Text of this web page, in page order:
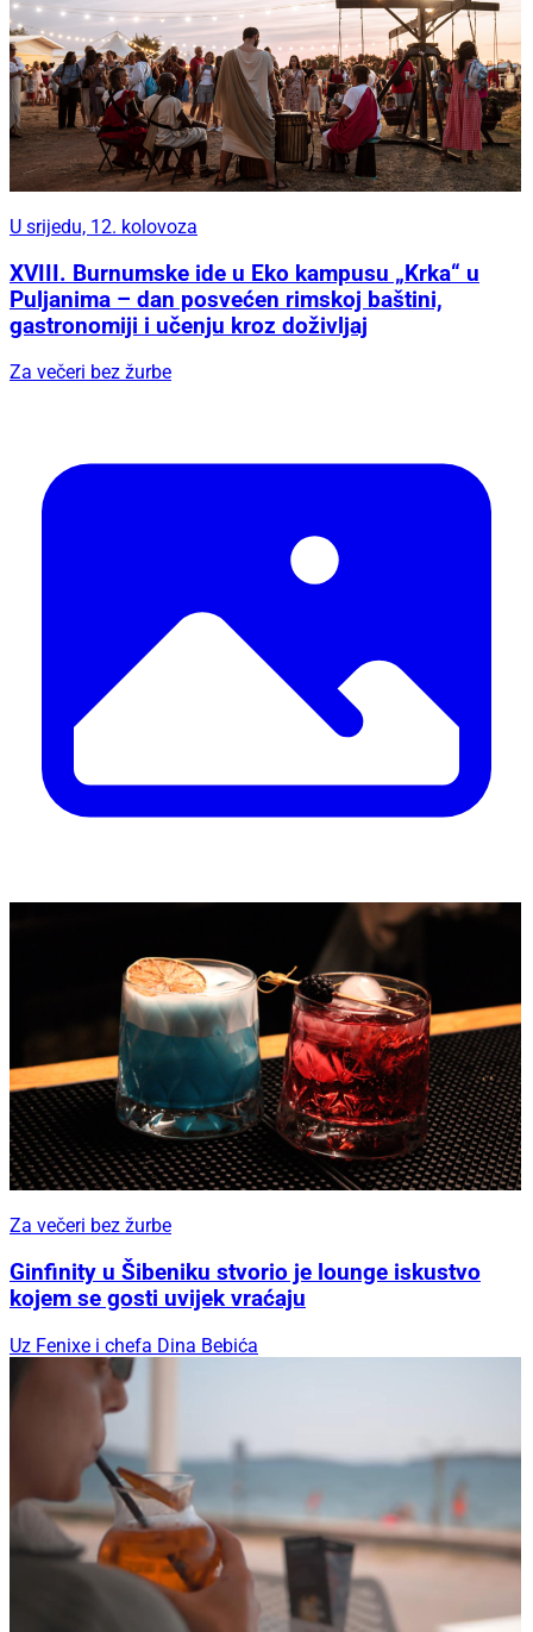
U srijedu, 12. kolovoza
XVIII. Burnumske ide u Eko kampusu „Krka“ u
Puljanima – dan posvećen rimskoj baštini,
gastronomiji i učenju kroz doživljaj
Za večeri bez žurbe
Za večeri bez žurbe
Ginfinity u Šibeniku stvorio je lounge iskustvo
kojem se gosti uvijek vraćaju
Uz Fenixe i chefa Dina Bebića